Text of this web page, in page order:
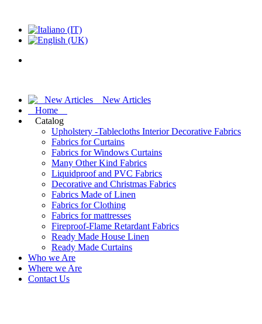
New Articles
Home
Catalog
Upholstery -Tablecloths Interior Decorative Fabrics
Fabrics for Curtains
Fabrics for Windows Curtains
Many Other Kind Fabrics
Liquidproof and PVC Fabrics
Decorative and Christmas Fabrics
Fabrics Made of Linen
Fabrics for Clothing
Fabrics for mattresses
Fireproof-Flame Retardant Fabrics
Ready Made House Linen
Ready Made Curtains
Who we Are
Where we Are
Contact Us